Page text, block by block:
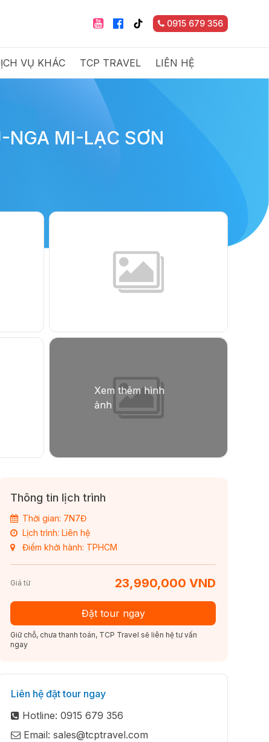
0915 679 356
VỤ KHÁC TCP TRAVEL LIÊN HỆ
NGA MI-LẠC SƠN
Thông tin lịch trình
Thời gian: 7N7Đ
Lịch trình: Liên hệ
Điểm khởi hành: TPHCM
Giá từ 23,990,000 VND
Đặt tour ngay
Giữ chỗ, chưa thanh toán, TCP Travel sẽ liên hệ tư vấn
ngay
Liên hệ đặt tour ngay
Hotline: 0915 679 356
Email: sales@tcptravel.com